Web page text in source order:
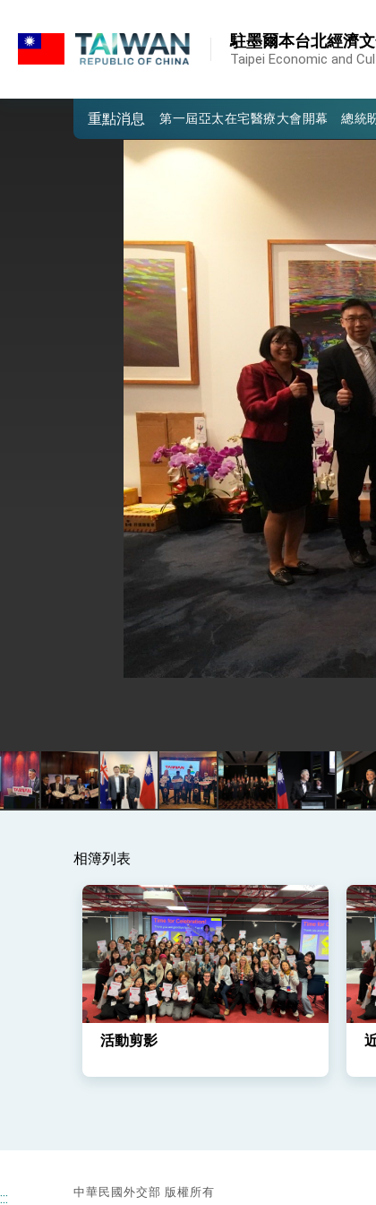
駐墨爾本台北經濟
Taipei Economic and
重點消息
我國政府將在美國亞利桑納州設立「
外交部發布WHA文宣影片「台灣醫
總統出訪史瓦帝尼返國談話 強調臺
堅定走向世界 賴總統抵達史瓦帝尼王
總統農曆春節談話
台美貿易協議完成簽署達成6大目標
臺美簽署「對等貿易協定」確立對
總統接受「法新社」（AFP）專訪內容
外交部長林佳龍於《外交事務》撰
總統主持「台美經濟繁榮夥伴對話
外交部長林佳龍接受印尼「時代雜誌
外交部長林佳龍午宴歡迎美國聯邦參
外交部長林佳龍接見美國智庫「德
臺美經貿談判獲階段性成果 卓揆期
卓揆：臺美關稅談判階段性結果有
外交部與數位發展部攜手合作，整
外交部長林佳龍主持第35次「參與
民調顯示多數國人滿意政府外交表現
總統發表執政周年談話 盼面對未
賴總統就職演說影片
總統重要談話
外交部重要言論
我國政府將在美國亞利桑納州設立「
相簿列表
活動剪影
::: 中華民國外交部 版權所有